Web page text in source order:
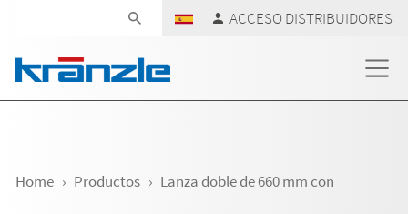
ACCESO DISTRIBUIDORES
Home Productos Lanza doble de 660 mm con